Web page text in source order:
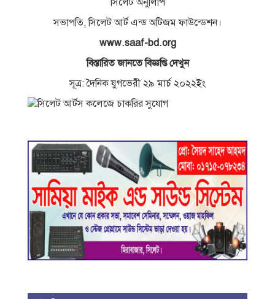
সিলেট অনুলিপি
সভাপতি, সিলেট আর্ট এন্ড অটিজম ফাউন্ডেশন।
www.saaf-bd.org
বিস্তারিত জানতে বিজ্ঞপ্তি দেখুন
সূত্র: দৈনিক যুগভেরী ২৯ মার্চ ২০২২ইং